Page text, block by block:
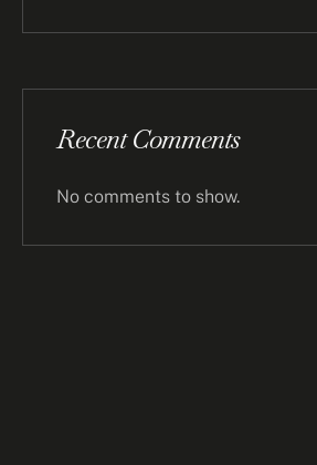
Recent Comments
No comments to show.